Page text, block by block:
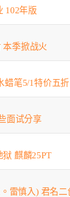
102年版
本季掀战火
蜡笔5/1特价五折
面试分享
麒麟25PT
雷慎入) 君名二